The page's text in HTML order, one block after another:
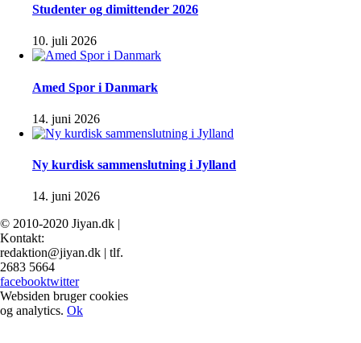
Studenter og dimittender 2026
10. juli 2026
Amed Spor i Danmark
14. juni 2026
Ny kurdisk sammenslutning i Jylland
14. juni 2026
© 2010-2020 Jiyan.dk |
Kontakt:
redaktion@jiyan.dk | tlf.
2683 5664
facebooktwitter
Websiden bruger cookies
og analytics. Ok